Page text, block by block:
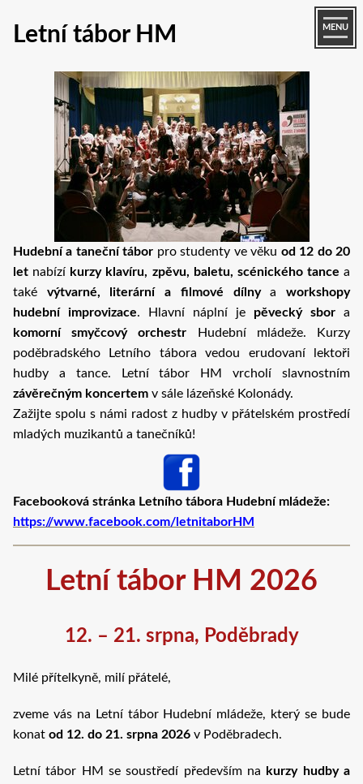
MENU
Letní tábor HM
Hudební a taneční tábor pro studenty ve věku od 12 do 20
let nabízí kurzy klavíru, zpěvu, baletu, scénického tance a
také výtvarné, literární a filmové dílnyaworkshopy
hudební improvizace. Hlavní náplní je pěvecký sbor a
komorní smyčcový orchestr Hudební mládeže. Kurzy
poděbradského Letního tábora vedou erudovaní lektoři
hudby a tance. Letní tábor HM vrcholí slavnostním
závěrečným koncertem v sále lázeňské Kolonády.
Zažijte spolu s námi radost z hudby v přátelském prostředí
mladých muzikantů a tanečníků!
Facebooková stránka Letního tábora Hudební mládeže:
https://www.facebook.com/letnitaborHM
Letní tábor HM 2026
12. – 21. srpna, Poděbrady
Milé přítelkyně, milí přátelé,
zveme vás na Letní tábor Hudební mládeže, který se bude
konat od 12. do 21. srpna 2026 v Poděbradech.
Letní tábor HM se soustředí především na
kurzy hudby a